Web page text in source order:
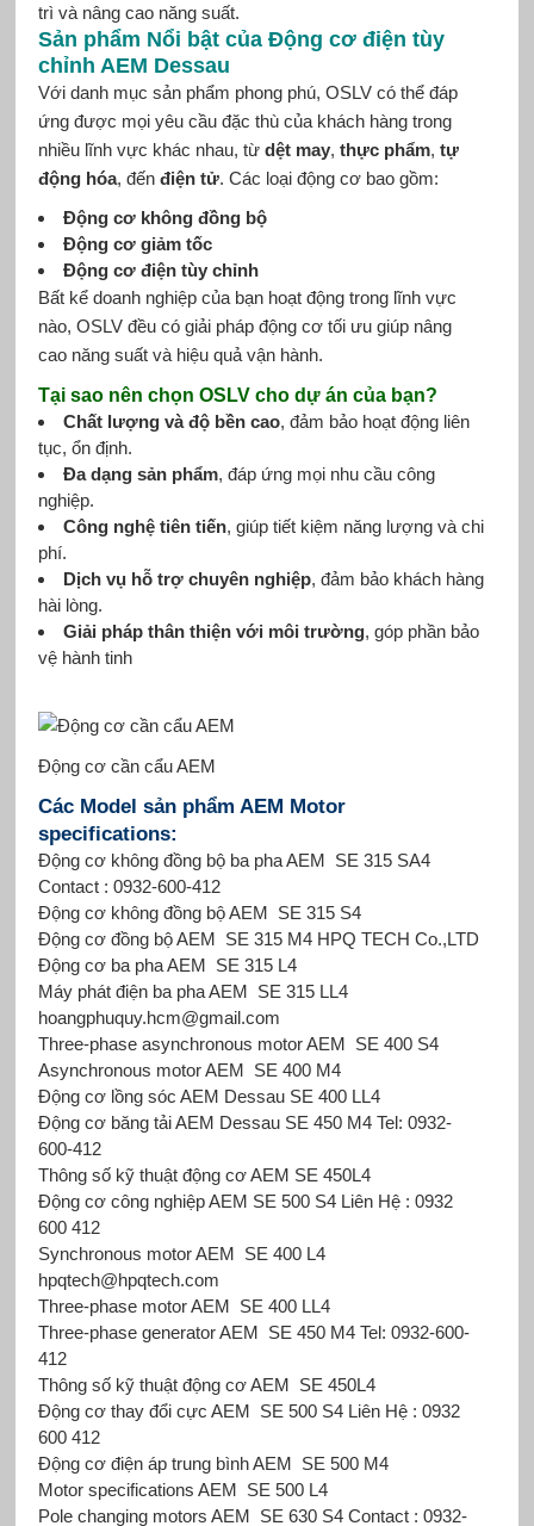
trì và nâng cao năng suất.
Sản phẩm Nổi bật của Động cơ điện tùy
chỉnh AEM Dessau
Với danh mục sản phẩm phong phú, OSLV có thể đáp
ứng được mọi yêu cầu đặc thù của khách hàng trong
nhiều lĩnh vực khác nhau, từ dệt may, thực phẩm, tự
động hóa, đến điện tử. Các loại động cơ bao gồm:
Động cơ không đồng bộ
Động cơ giảm tốc
Động cơ điện tùy chỉnh
Bất kể doanh nghiệp của bạn hoạt động trong lĩnh vực
nào, OSLV đều có giải pháp động cơ tối ưu giúp nâng
cao năng suất và hiệu quả vận hành.
Tại sao nên chọn OSLV cho dự án của bạn?
Chất lượng và độ bền cao, đảm bảo hoạt động liên
tục, ổn định.
Đa dạng sản phẩm, đáp ứng mọi nhu cầu công
nghiệp.
Công nghệ tiên tiến, giúp tiết kiệm năng lượng và chi
phí.
Dịch vụ hỗ trợ chuyên nghiệp, đảm bảo khách hàng
hài lòng.
Giải pháp thân thiện với môi trường, góp phần bảo
vệ hành tinh
Động cơ cần cẩu AEM
Các Model sản phẩm AEM Motor
specifications:
Động cơ không đồng bộ ba pha AEM SE 315 SA4
Contact : 0932-600-412
Động cơ không đồng bộ AEM SE 315 S4
Động cơ đồng bộ AEM SE 315 M4 HPQ TECH Co.,LTD
Động cơ ba pha AEM SE 315 L4
Máy phát điện ba pha AEM SE 315 LL4
hoangphuquy.hcm@gmail.com
Three-phase asynchronous motor AEM SE 400 S4
Asynchronous motor AEM SE 400 M4
Động cơ lồng sóc AEM DessauSE 400 LL4
Động cơ băng tải AEM DessauSE 450 M4 Tel: 0932-
600-412
Thông số kỹ thuật động cơ AEM SE 450L4
Động cơ công nghiệp AEM SE 500 S4 Liên Hệ : 0932
600 412
Synchronous motor AEM SE 400 L4
hpqtech@hpqtech.com
Three-phase motor AEM SE 400 LL4
Three-phase generator AEM SE 450 M4 Tel: 0932-600-
412
Thông số kỹ thuật động cơ AEM SE 450L4
Động cơ thay đổi cực AEM SE 500 S4 Liên Hệ : 0932
600 412
Động cơ điện áp trung bình AEM SE 500 M4
Motor specifications AEM SE 500 L4
Pole changing motors AEM SE 630 S4 Contact : 0932-